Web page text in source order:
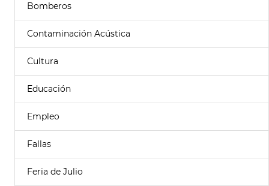
Bomberos
Contaminación Acústica
Cultura
Educación
Empleo
Fallas
Feria de Julio